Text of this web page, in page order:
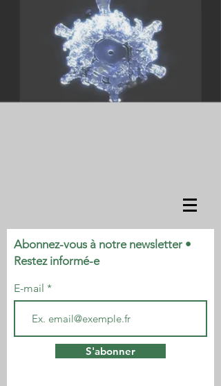
Abonnez-vous à notre newsletter •
Restez informé-e
E-mail
S'abonner